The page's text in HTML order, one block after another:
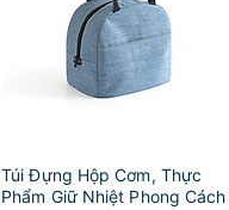
Túi Đựng Hộp Cơm, Thực
Phẩm Giữ Nhiệt Phong Cách